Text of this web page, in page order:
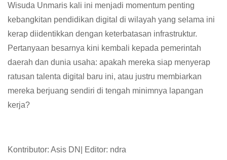
Wisuda Unmaris kali ini menjadi momentum penting
kebangkitan pendidikan digital di wilayah yang selama ini
kerap diidentikkan dengan keterbatasan infrastruktur.
Pertanyaan besarnya kini kembali kepada pemerintah
daerah dan dunia usaha: apakah mereka siap menyerap
ratusan talenta digital baru ini, atau justru membiarkan
mereka berjuang sendiri di tengah minimnya lapangan
kerja?
Kontributor: Asis DN| Editor: ndra